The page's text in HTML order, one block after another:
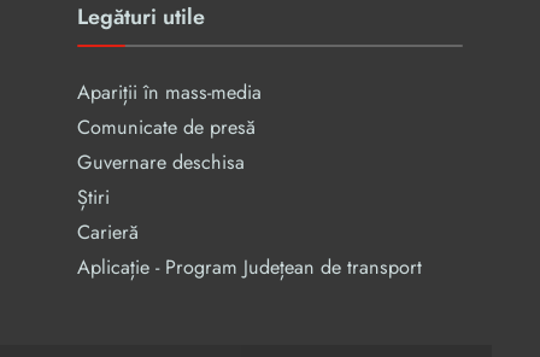
Legături utile
Apariții în mass-media
Comunicate de presă
Guvernare deschisa
Știri
Carieră
Aplicație - Program Județean de transport